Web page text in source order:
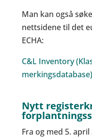
Man kan også
nettsidene til det
ECHA:
C&L Inventory
merkingsdatabase)
Nytt
Fra og med 5.